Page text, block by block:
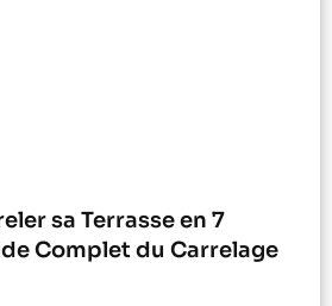
sa Terrasse en 7
Complet du Carrelage